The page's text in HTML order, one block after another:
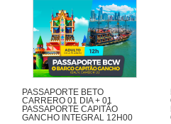
PASSAPORTE BETO
CARRERO 01 DIA + 01
PASSAPORTE CAPITÃO
GANCHO INTEGRAL 12H00